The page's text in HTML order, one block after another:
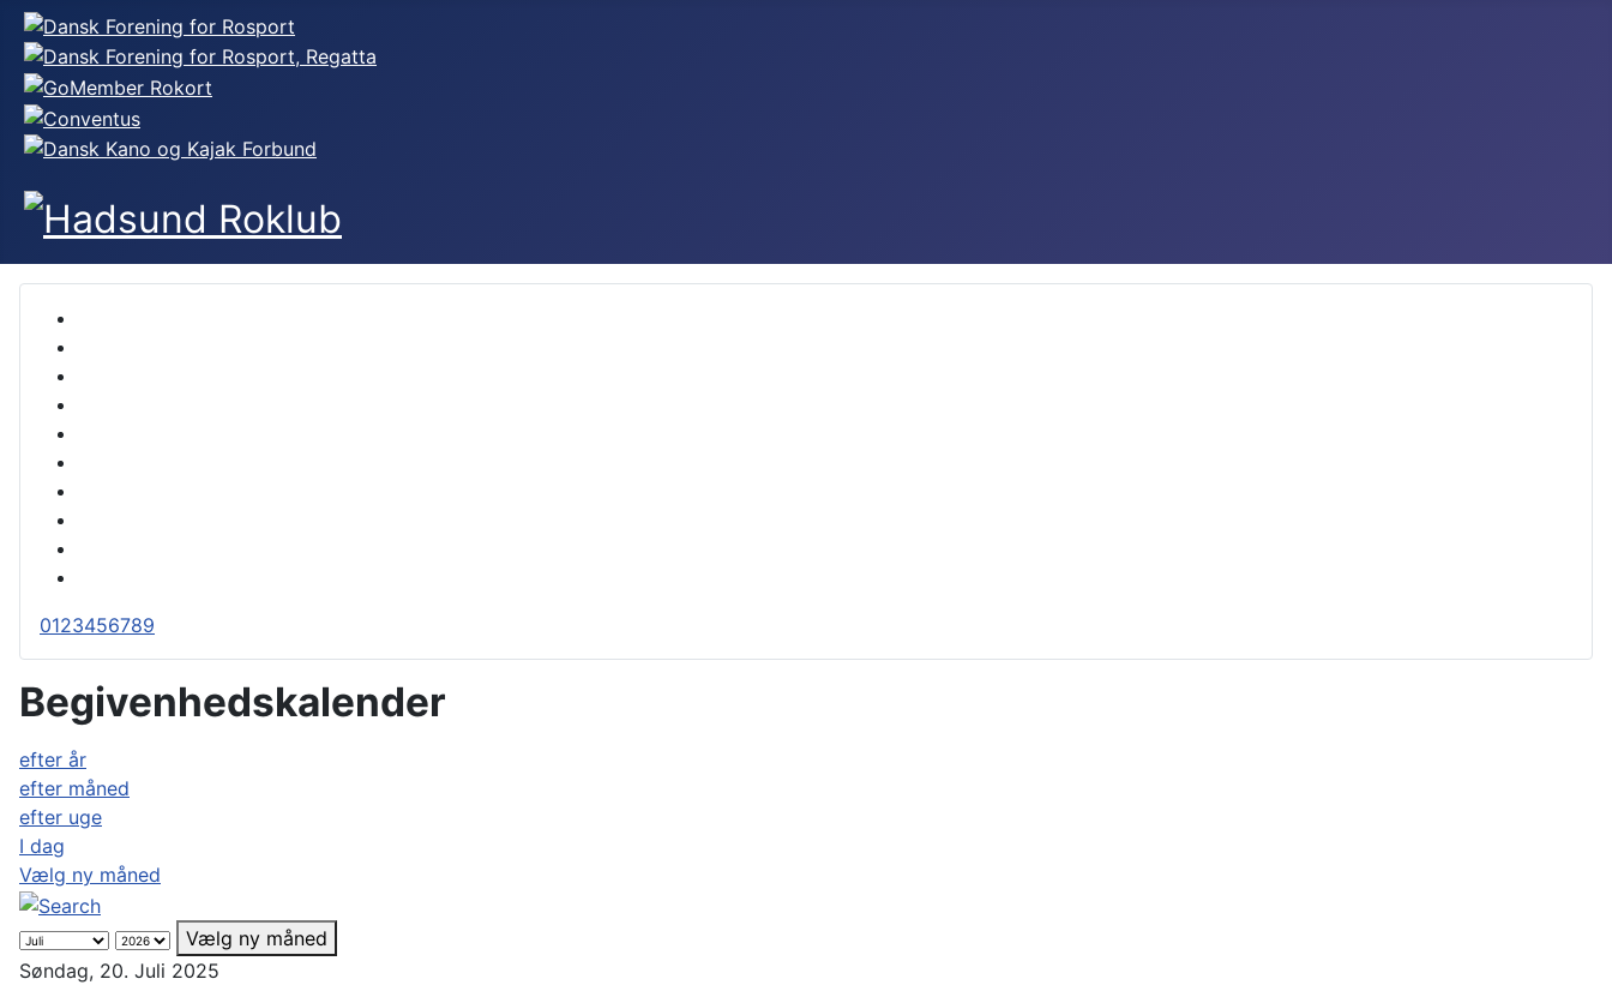
0123456789
Begivenhedskalender
efter år
efter måned
efter uge
I dag
Vælg ny måned
Vælg ny måned
Søndag, 20. Juli 2025